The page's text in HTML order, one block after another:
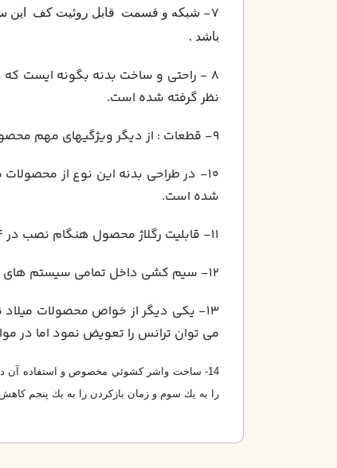
7-
شبكه و قسمت قابل روئیت كف اين سيستم
باشد .
8 - راحتي و ساخت بدنه بگونه ايست كه
نظر گرفته شده است.
9- قطعات : از ديگر ويژگيهاي مهم محصولات ميلاد نور بكار گيري قطعات با كيفيت بالا و داراي استاندارد مي باشد
10- در طراحي بدنه اين نوع از
شده است.
11- قابليت رگلاژ محصول هنگام نصب در 4 جهت مزيت نصب آسان محصولات ميلاد نور به شمار مي آيد.
12- سيم كشي داخل تمامي سيستم هاي روشنائي با يك شيلنگ مخصوص از جنس پي وي سي عبور كرده جنس اين شيلنگ تا 150 درجه حرارت مقاومت دارد
13- يكي ديگر از خواص محصولات ميلاد
مي توان ترانس را تعويض نمود اما در
14- ساخت واشر كشوئي مخصوص و استفاده آن
را به يك سوم و زمان بازكردن را به يك پنجم